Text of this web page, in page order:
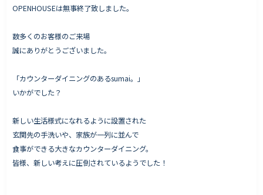
Works - 施工実績
オーナー様の声
完成案内
お役立ちコラム
OPENHOUSEは無事終了致しました。
数多くのお客様のご来場
誠にありがとうございました。
「カウンターダイニングのあるsumai。」
いかがでした？
新しい生活様式になれるように設置された
玄関先の手洗いや、家族が一列に並んで
食事ができる大きなカウンターダイニング。
皆様、新しい考えに圧倒されているようでした！